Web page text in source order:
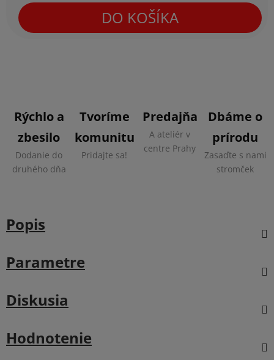
Jednotková cena:
DO KOŠÍKA
Rýchlo a
zbesilo
Dodanie do
druhého dňa
Tvoríme
komunitu
Pridajte sa!
Predajňa
A ateliér v
centre Prahy
Dbáme o
prírodu
Zasaďte s nami
stromček
Popis
Parametre
Diskusia
Hodnotenie